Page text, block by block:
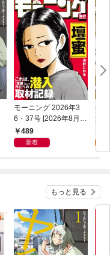
モーニング 2026年3
6・37号 [2026年8月6
日発売]
489
新着
ゲ
貴
を
し
もっと見る